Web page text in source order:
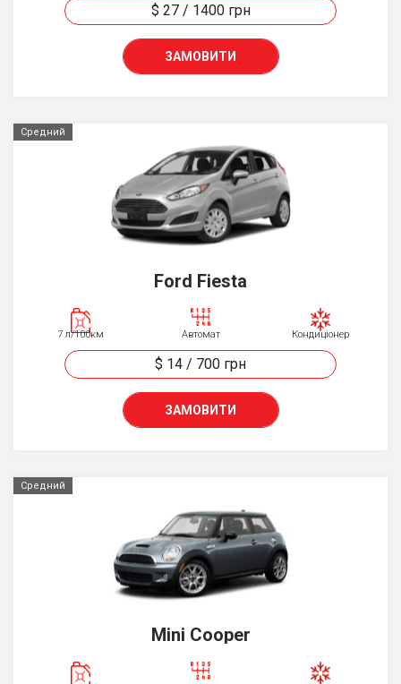
$ 27/ 1400 грн
ЗАМОВИТИ
Средний
Ford Fiesta
7 л/100км Автомат Кондиціонер
$ 14 / 700 грн
ЗАМОВИТИ
Средний
Mini Cooper